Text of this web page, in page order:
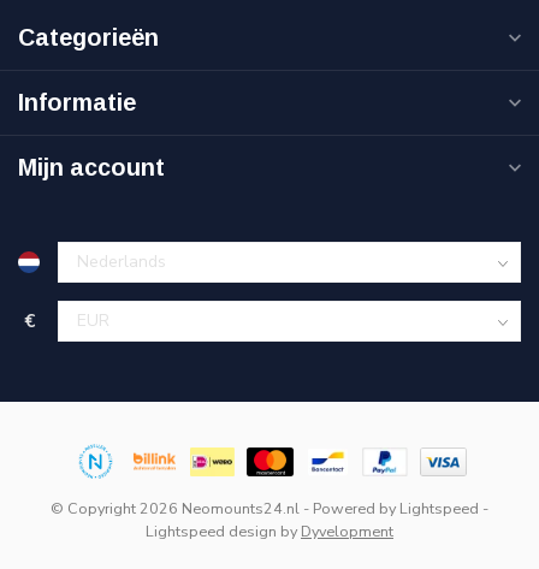
Categorieën
Informatie
Mijn account
€
© Copyright 2026 Neomounts24.nl - Powered by Lightspeed -
Lightspeed design by Dyvelopment